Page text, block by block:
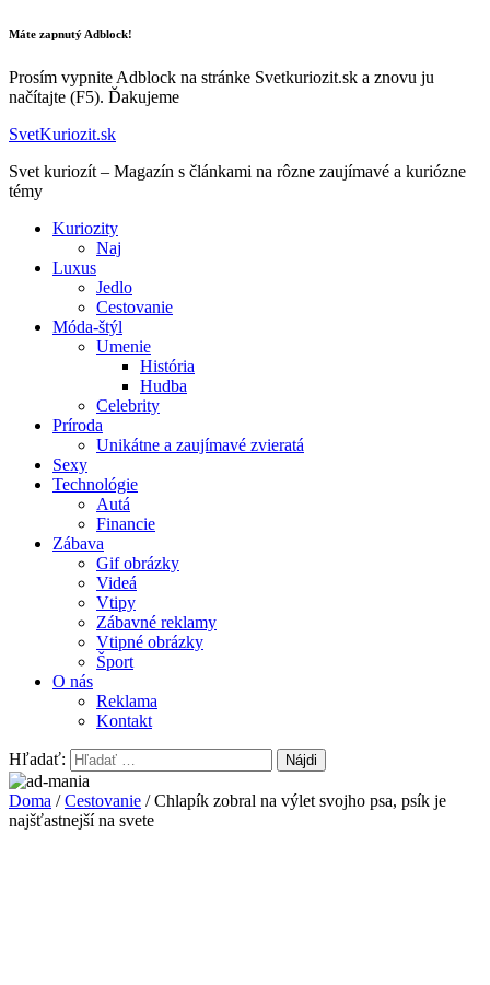
Máte zapnutý Adblock!
Prosím vypnite Adblock na stránke Svetkuriozit.sk a znovu ju
načítajte (F5). Ďakujeme
SvetKuriozit.sk
Svet kuriozít – Magazín s článkami na rôzne zaujímavé a kuriózne
témy
Kuriozity
Naj
Luxus
Jedlo
Cestovanie
Móda-štýl
Umenie
História
Hudba
Celebrity
Príroda
Unikátne a zaujímavé zvieratá
Sexy
Technológie
Autá
Financie
Zábava
Gif obrázky
Videá
Vtipy
Zábavné reklamy
Vtipné obrázky
Šport
O nás
Reklama
Kontakt
Hľadať:
Doma /Cestovanie / Chlapík zobral na výlet svojho psa, psík je
najšťastnejší na svete